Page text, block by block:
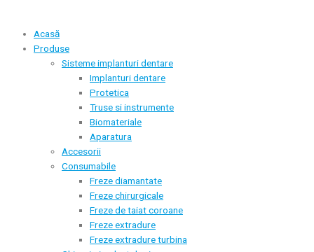
Acasă
Produse
Sisteme implanturi dentare
Implanturi dentare
Protetica
Truse si instrumente
Biomateriale
Aparatura
Accesorii
Consumabile
Freze diamantate
Freze chirurgicale
Freze de taiat coroane
Freze extradure
Freze extradure turbina